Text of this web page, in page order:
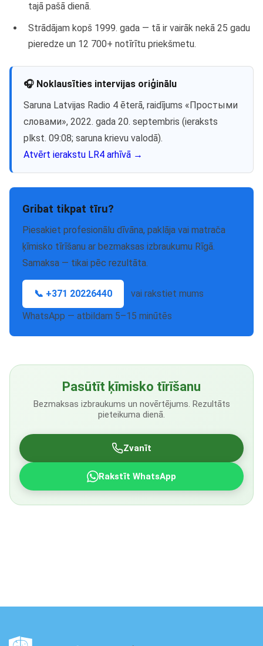
tajā pašā dienā.
Strādājam kopš 1999. gada — tā ir vairāk nekā 25 gadu
pieredze un 12 700+ notīrītu priekšmetu.
🎧 Noklausīties intervijas oriģinālu
Saruna Latvijas Radio 4 ēterā, raidījums «Простыми
словами», 2022. gada 20. septembris (ieraksts
plkst. 09:08; saruna krievu valodā).
Atvērt ierakstu LR4 arhīvā →
Gribat tikpat tīru?
Piesakiet profesionālu dīvāna, paklāja vai matrača
ķīmisko tīrīšanu ar bezmaksas izbraukumu Rīgā.
Samaksa — tikai pēc rezultāta.
📞 +371 20226440
vai rakstiet mums
WhatsApp — atbildam 5–15 minūtēs
Pasūtīt ķīmisko tīrīšanu
Bezmaksas izbraukums un novērtējums. Rezultāts
pieteikuma dienā.
Zvanīt
Rakstīt WhatsApp